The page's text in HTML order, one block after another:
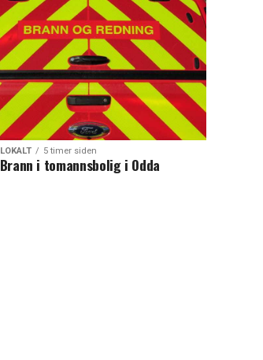
LOKALT 5 timer siden
Brann i tomannsbolig i Odda